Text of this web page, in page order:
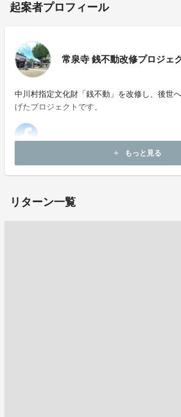
起案者プロフィール
常泉寺 銭不動改修プロジェ
中川村指定文化財「銭不動」を改修し、後世
げたプロジェクトです。
add もっと見る
リターン一覧